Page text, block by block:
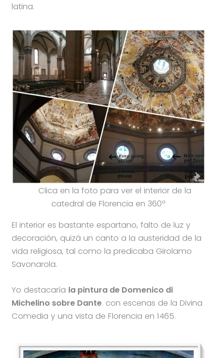
latina.
Clica en la foto para ver el interior de la
catedral de Florencia en 360º
El interior es bastante espartano, falto de luz y
decoración, quizá un canto a la austeridad de la
vida religiosa, tal como la predicaba Girolamo
Savonarola.
Yo destacaría la pintura de Domenico di
Michelino sobre Dante con escenas de la Divina
Comedia y una vista de Florencia en 1465.